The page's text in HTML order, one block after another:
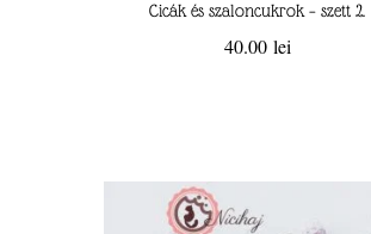
Cicák és szaloncukrok – szett 2.
40.00 lei